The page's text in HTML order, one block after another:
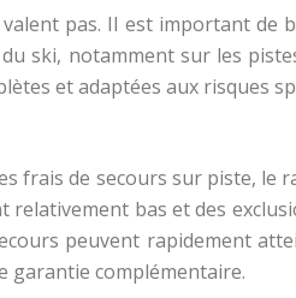
pas. Il est important de
ski, notamment sur les
et adaptées aux risques
frais de secours sur piste, le
bas et des
peuvent rapidement
garantie complémentaire.